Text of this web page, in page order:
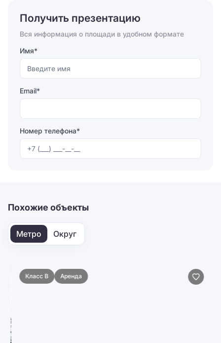
Отправить
Получить презентацию
Вся информация о площади в удобном формате
Имя*
Email*
Номер телефона*
Похожие объекты
Метро Округ
Класс B Аренда